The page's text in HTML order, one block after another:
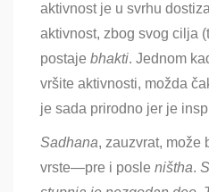
aktivnost je u svrhu
aktivnost, zbog svog cilja
postaje bhakti. Jednom
vršite aktivnosti, možda
je sada prirodno jer je
Sadhana, zauzvrat, može
vrste—pre i posle ništha.